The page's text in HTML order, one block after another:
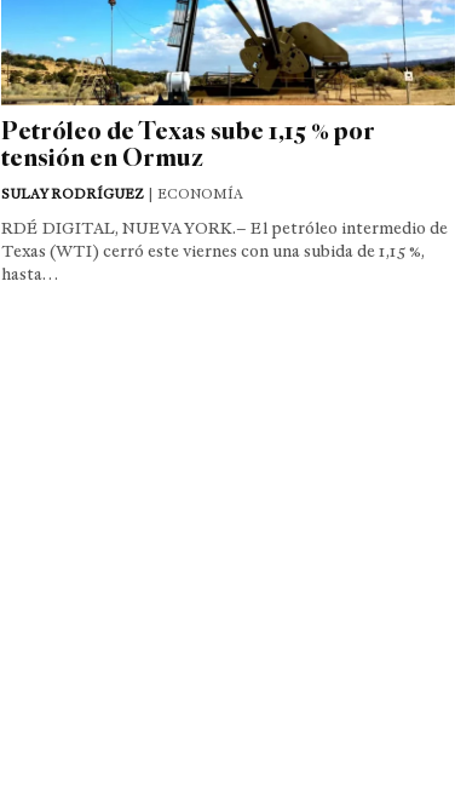
Petróleo de Texas sube 1,15 % por
tensión en Ormuz
SULAY RODRÍGUEZ| ECONOMÍA
RDÉ DIGITAL, NUEVA YORK.– El petróleo intermedio de
Texas (WTI) cerró este viernes con una subida de 1,15 %,
hasta…